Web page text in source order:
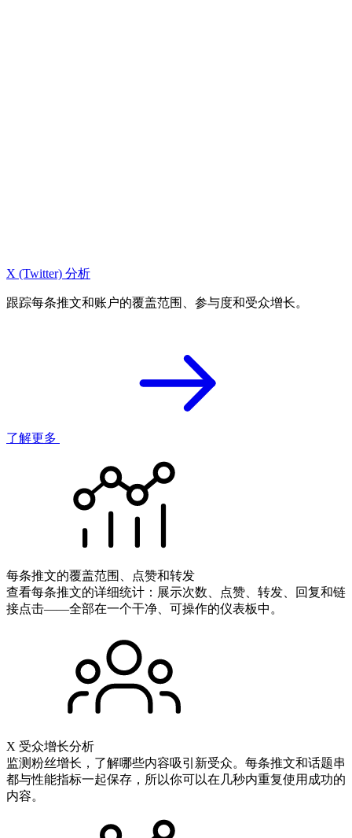
X (Twitter) 分析
跟踪每条推文和账户的覆盖范围、参与度和受众增长。
了解更多
每条推文的覆盖范围、点赞和转发
查看每条推文的详细统计：展示次数、点赞、转发、回复和链
接点击——全部在一个干净、可操作的仪表板中。
X 受众增长分析
监测粉丝增长，了解哪些内容吸引新受众。每条推文和话题串
都与性能指标一起保存，所以你可以在几秒内重复使用成功的
内容。